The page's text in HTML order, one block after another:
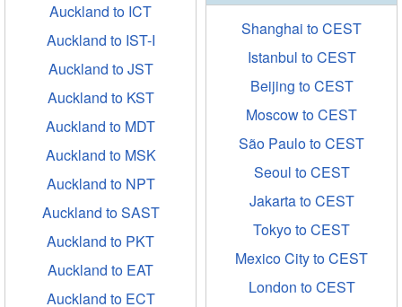
Auckland to ICT
Auckland to IST-I
Auckland to JST
Auckland to KST
Auckland to MDT
Auckland to MSK
Auckland to NPT
Auckland to SAST
Auckland to PKT
Auckland to EAT
Auckland to ECT
Shanghai to CEST
Istanbul to CEST
Beijing to CEST
Moscow to CEST
São Paulo to CEST
Seoul to CEST
Jakarta to CEST
Tokyo to CEST
Mexico City to CEST
London to CEST